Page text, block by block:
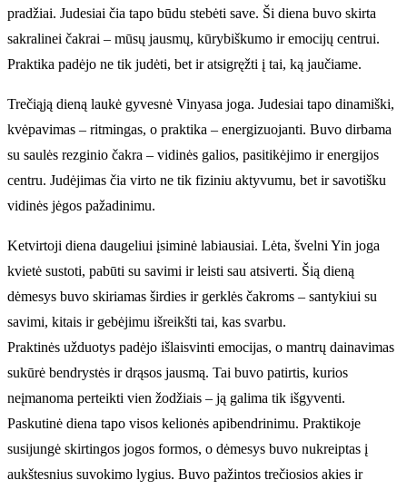
pradžiai. Judesiai čia tapo būdu stebėti save. Ši diena buvo skirta
sakralinei čakrai – mūsų jausmų, kūrybiškumo ir emocijų centrui.
Praktika padėjo ne tik judėti, bet ir atsigręžti į tai, ką jaučiame.
Trečiąją dieną laukė gyvesnė Vinyasa joga. Judesiai tapo dinamiški,
kvėpavimas – ritmingas, o praktika – energizuojanti. Buvo dirbama
su saulės rezginio čakra – vidinės galios, pasitikėjimo ir energijos
centru. Judėjimas čia virto ne tik fiziniu aktyvumu, bet ir savotišku
vidinės jėgos pažadinimu.
Ketvirtoji diena daugeliui įsiminė labiausiai. Lėta, švelni Yin joga
kvietė sustoti, pabūti su savimi ir leisti sau atsiverti. Šią dieną
dėmesys buvo skiriamas širdies ir gerklės čakroms – santykiui su
savimi, kitais ir gebėjimu išreikšti tai, kas svarbu.
Praktinės užduotys padėjo išlaisvinti emocijas, o mantrų dainavimas
sukūrė bendrystės ir drąsos jausmą. Tai buvo patirtis, kurios
neįmanoma perteikti vien žodžiais – ją galima tik išgyventi.
Paskutinė diena tapo visos kelionės apibendrinimu. Praktikoje
susijungė skirtingos jogos formos, o dėmesys buvo nukreiptas į
aukštesnius suvokimo lygius. Buvo pažintos trečiosios akies ir